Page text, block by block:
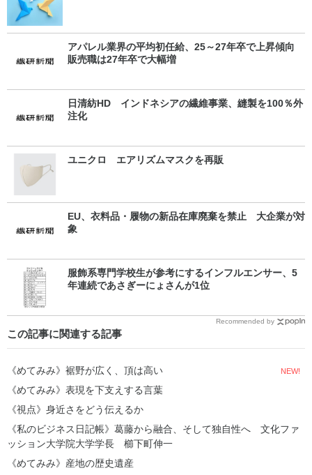
アパレル業界の平均初任給、25～27年卒で上昇傾向
販売職は27年卒で大幅増
日清紡HD インドネシアの繊維事業、縫製を100％外
注化
ユニクロ エアリズムマスクを再販
EU、衣料品・履物の新品在庫廃棄を禁止 大企業が対
象
服飾系専門学校生が参考にするインフルエンサー、5
年連続であさぎーにょさんが1位
Recommended by
この記事に関連する記事
《めてみみ》裾野が広く、頂は高い NEW!
《めてみみ》表現を下支えする言葉
《視点》身近さをどう伝えるか
《私のビジネス日記帳》葛藤から融合、そして独自性へ 文化ファ
ッション大学院大学学長 櫛下町伸一
《めてみみ》産地の歴史遺産